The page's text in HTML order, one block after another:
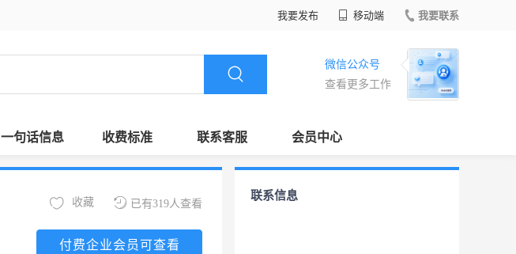
我要发布 移动端 我要联系
微信公众号
查看更多工作
一句话信息 收费标准 联系客服 会员中心
已有319人查看
收藏
付费企业会员可查看
联系信息